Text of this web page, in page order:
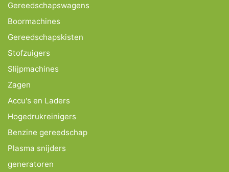
Gereedschapswagens
Boormachines
Gereedschapskisten
Stofzuigers
Slijpmachines
Zagen
Accu's en Laders
Hogedrukreinigers
Benzine gereedschap
Plasma snijders
generatoren